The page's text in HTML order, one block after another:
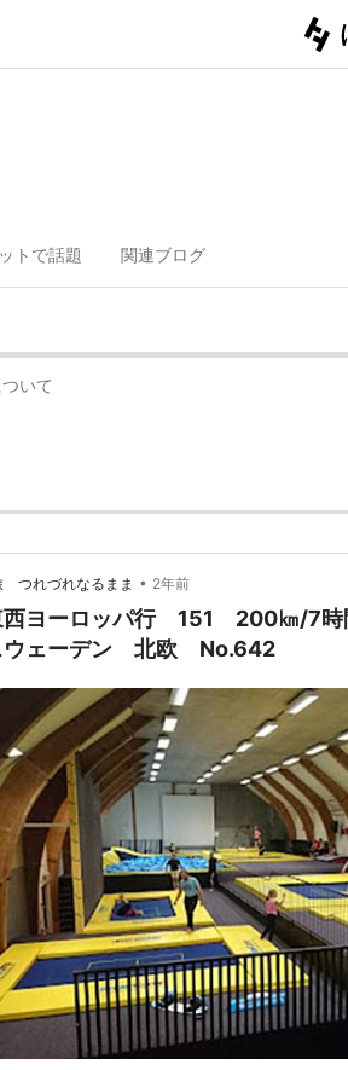
トで話題 関連ブログ
いて
れづれなるまま • 2年前
西ヨーロッパ行 151 200㎞/7時
ェーデン 北欧 No.642